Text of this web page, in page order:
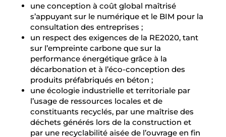
une conception à coût global maîtrisé
s’appuyant sur le numérique et le BIM pour la
consultation des entreprises ;
un respect des exigences de la RE2020, tant
sur l’empreinte carbone que sur la
performance énergétique grâce à la
décarbonation et à l’éco-conception des
produits préfabriqués en béton ;
une écologie industrielle et territoriale par
l’usage de ressources locales et de
constituants recyclés, par une maîtrise des
déchets générés lors de la construction et
par une recyclabilité aisée de l’ouvrage en fin